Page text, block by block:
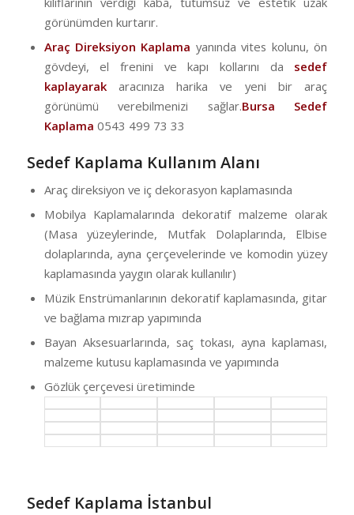
görünümden kurtarır.
Araç Direksiyon Kaplama yanında vites kolunu, ön
gövdeyi, el frenini ve kapı kollarını da sedef
kaplayarakaracınıza harika ve yeni bir araç
görünümü verebilmenizi sağlar.Bursa Sedef
Kaplama 0543 499 73 33
Sedef Kaplama Kullanım Alanı
Araç direksiyon ve iç dekorasyon kaplamasında
Mobilya Kaplamalarında dekoratif malzeme olarak
(Masa yüzeylerinde, Mutfak Dolaplarında, Elbise
dolaplarında, ayna çerçevelerinde ve komodin yüzey
kaplamasında yaygın olarak kullanılır)
Müzik Enstrümanlarının dekoratif kaplamasında, gitar
ve bağlama mızrap yapımında
Bayan Aksesuarlarında, saç tokası, ayna kaplaması,
malzeme kutusu kaplamasında ve yapımında
Gözlük çerçevesi üretiminde
Sedef Kaplama İstanbul